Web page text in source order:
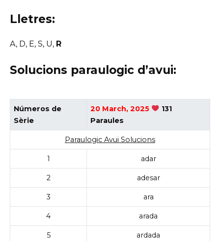
Lletres:
A, D, E, S, U, R
Solucions paraulogic d’avui:
Números de
Sèrie
20 March, 2025
131
Paraules
Paraulogic Avui Solucions
1 adar
2 adesar
3 ara
4 arada
5 ardada